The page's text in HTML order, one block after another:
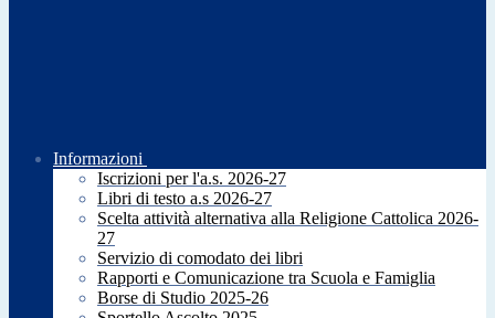
Informazioni
Iscrizioni per l'a.s. 2026-27
Libri di testo a.s 2026-27
Scelta attività alternativa alla Religione Cattolica 2026-
27
Servizio di comodato dei libri
Rapporti e Comunicazione tra Scuola e Famiglia
Borse di Studio 2025-26